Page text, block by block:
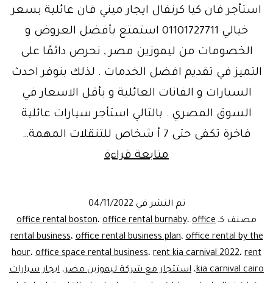
استأجر فان كيا كرنفال ايجار ميني فان عائلية بسعر
خيالي 01101727711 استمتع بأفضل العروض و
الخصومات من ليموزين مصر , نحرص دائمًا على
التميز في تقديم افضل الخدمات . لذلك بنوفر احدث
السيارات و الفانات العائلية و بأقل الاسعار في
السوق المصري . بالتالي استأجر سيارات عائلية
فاخرة تكفى حتى 7 أ شخاص للتنقلات المهمة…
متابعة قراءة
كرنفال
عائليه
ليموزين
تم النشر في 04/11/2022
مصنف كـ
office rental boston، office rental burnaby، office
rental business،office rental business plan،office rental by the
hour، office space rental business، rent kia carnival 2022، rent
kia carnival cairo، استئجار مع شركة ليموزين مصر، ايجار سيارات